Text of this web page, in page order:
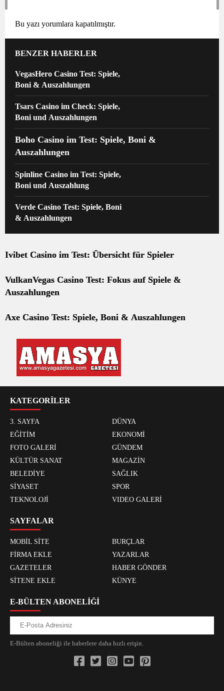
Bu yazı yorumlara kapatılmıştır.
BENZER HABERLER
VegasHero Casino Test: Spiele,
Boni & Auszahlungen
Tsars Casino im Check: Spiele,
Boni und Auszahlungen
Boho Casino im Test: Spiele, Boni &
Auszahlungen
Spinline Casino im Test: Spiele,
Boni und Auszahlung
Verde Casino Test: Spiele, Boni
& Auszahlungen
Ivibet Casino im Test: Übersicht für Spieler
VulkanVegas Casino Test: Fokus auf Spiele &
Auszahlungen
Axe Casino Test: Spiele, Boni & Auszahlungen
KATEGORİLER
3. SAYFA
DÜNYA
EĞİTİM
EKONOMİ
FOTO GALERİ
GÜNDEM
KÜLTÜR SANAT
MAGAZİN
BELEDİYE
SAĞLIK
SİYASET
SPOR
TEKNOLOJİ
VIDEO GALERİ
SAYFALAR
MOBİL SİTE
BURÇLAR
FİRMA EKLE
YAZARLAR
GAZETELER
HABER GÖNDER
SİTENE EKLE
KÜNYE
E-BÜLTEN ABONELİĞİ
E-Bülten aboneliği ile haberlere daha hızlı erişin.